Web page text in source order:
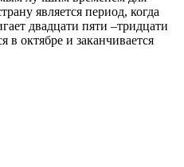
является период, когда
двадцати пяти –тридцати
в октябре и заканчивается